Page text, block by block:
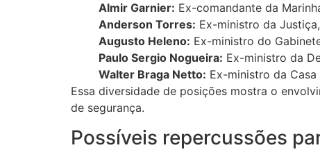
Almir Garnier: Ex-comandante da
Anderson Torres: Ex-ministro da
Augusto Heleno: Ex-ministro do
Paulo Sergio Nogueira: Ex-ministro da
Walter Braga Netto: Ex-ministro da
Essa diversidade de posições mostra o
de segurança.
Possíveis repercussões